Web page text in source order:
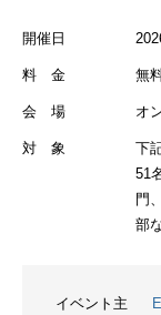
開催日
料 金 無
会 場 オ
対 象
下
51
門
部
イベント主